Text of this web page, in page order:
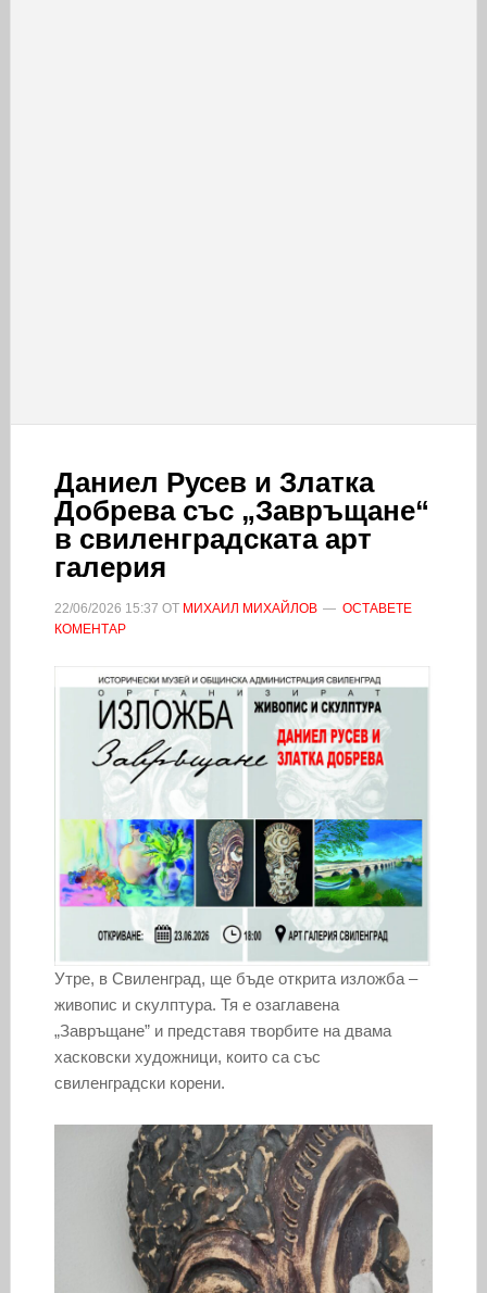
Даниел Русев и Златка
Добрева със „Завръщане“
в свиленградската арт
галерия
22/06/2026 15:37 ОТ МИХАИЛ МИХАЙЛОВ
ОСТАВЕТЕ
КОМЕНТАР
Утре, в Свиленград, ще бъде открита изложба –
живопис и скулптура. Тя е озаглавена
„Завръщане” и представя творбите на двама
хасковски художници, които са със
свиленградски корени.